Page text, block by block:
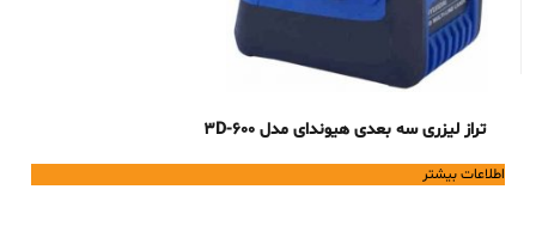
تراز لیزری سه بعدی هیوندای مدل 3D-600
اطلاعات بیشتر